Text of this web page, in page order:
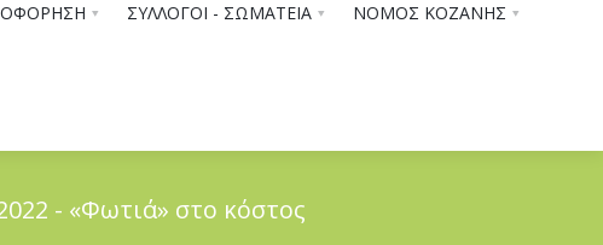
ΣΥΛΛΟΓΟΙ - ΣΩΜΑΤΕΙΑ ΝΟΜΟΣ ΚΟΖΑΝΗΣ
- «Φωτιά» στο κόστος